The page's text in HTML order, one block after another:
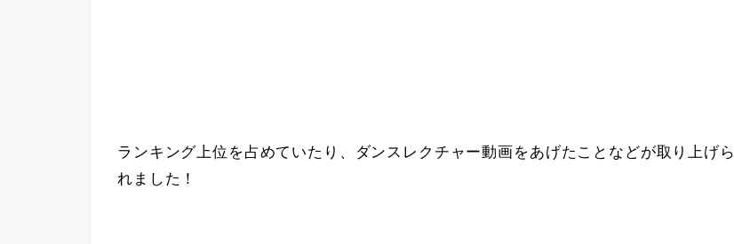
ランキング上位を占めていたり、ダンスレクチャー動画をあげたことなどが取り上げら
れました！